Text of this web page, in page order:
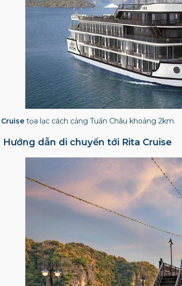
tọa lạc cách cảng Tuần Châu khoảng 2km.
Hướng dẫn di chuyển tới Rita Cruise